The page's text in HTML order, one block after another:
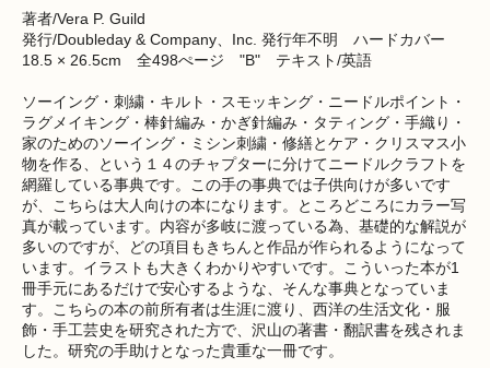
著者/Vera P. Guild
発行/Doubleday & Company、Inc. 発行年不明 ハードカバー
18.5 × 26.5cm 全498ぺージ "B" テキスト/英語
ソーイング・刺繍・キルト・スモッキング・ニードルポイント・
ラグメイキング・棒針編み・かぎ針編み・タティング・手織り・
家のためのソーイング・ミシン刺繍・修繕とケア・クリスマス小
物を作る、という１４のチャプターに分けてニードルクラフトを
網羅している事典です。この手の事典では子供向けが多いです
が、こちらは大人向けの本になります。ところどころにカラー写
真が載っています。内容が多岐に渡っている為、基礎的な解説が
多いのですが、どの項目もきちんと作品が作られるようになって
います。イラストも大きくわかりやすいです。こういった本が1
冊手元にあるだけで安心するような、そんな事典となっていま
す。こちらの本の前所有者は生涯に渡り、西洋の生活文化・服
飾・手工芸史を研究された方で、沢山の著書・翻訳書を残されま
した。研究の手助けとなった貴重な一冊です。